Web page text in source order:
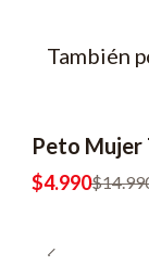
También
-67% OFF
2x6990
Peto Mujer
$4.990